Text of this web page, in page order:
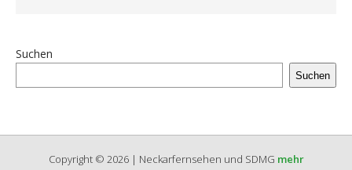
Suchen
Suchen
Copyright © 2026 | Neckarfernsehen und SDMG mehr